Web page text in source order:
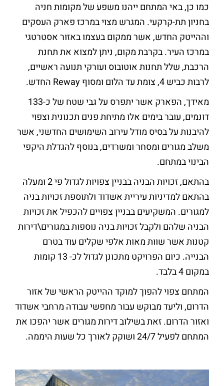
כמו כן, באי המתחם ייהנו משפע של מקומות חניה
בחניון תת-קרקעי. המגרש מצוי במרכז פארק העסקים
וההייטק החדש, אשר ממקום בעצמו באזור אסטרטגי
במרכז העיר. בקרבת מקום, ניתן למצוא את תחנת
הרכבת, שלל תחנות אוטובוס ועורקי תנועה ראשיים,
לרבות כביש 4, צומת עד הלום ומסוף Reway החדש.
מאידך, הפארק אשר יתפרס על גבי שטח של כ-133
דונמים, עובר בימים אלו מתיחת פנים תכנונית וצפוי
להיבנות על בסיס מודל עירוב השימושים החדשני, אשר
משלב מגורים ומסחר ומשרדים, בנוסף להגדלת היקפי
הבינוי במתחם.
בהתאם, זכויות הבניה בבניין צפויות לגדול פי 2 ומעלה
בהתאם למדיניות עיריית אשדוד ולתוספת זכויות בניה
למגורים. המשקיעים בבניין צפויים להכפיל את זכויות
הבניה שלהם ולקבל זכויות בניה נוספות במגורים\דירות
קטנות אשר שוות מאות אלפי שקלים עוד בטרם
הבנייה. כיום הפרויקט מתכונן לגדול לכ- 13 קומות
במקום 4 בלבד.
המתחם צפוי להפוך למוקד ההייטק הראשי של אזור
הדרום, וליעד מבוקש עבור מחפשי עבודה מרחבי אשדוד
ואזור הדרום. זאת בשילוב דירות מגורים אשר יהפכו את
המתחם לפעיל 24/7 ושוקק לאורך כל שעות היממה.